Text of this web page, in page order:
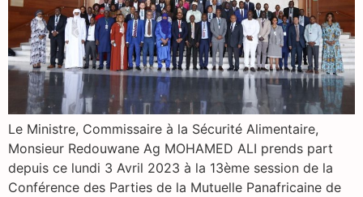
Le Ministre, Commissaire à la Sécurité Alimentaire,
Monsieur Redouwane Ag MOHAMED ALI prends part
depuis ce lundi 3 Avril 2023 à la 13ème session de la
Conférence des Parties de la Mutuelle Panafricaine de